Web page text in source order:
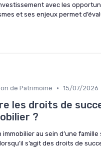
avec les
et ses enjeux permet
de Patrimoine • 15/07/2026
les droits de
?
immobilier au sein d’une
s’agit des droits de